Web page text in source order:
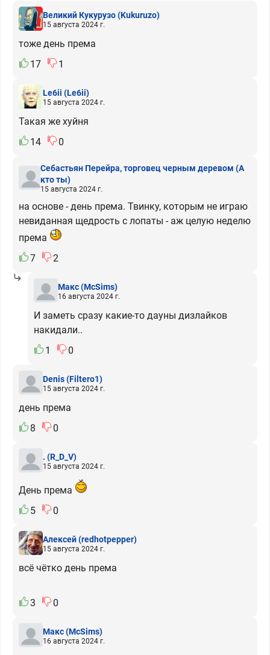
Великий Кукурузо(Kukuruzo)
15 августа 2024 г.
тоже день према
17
1
Le6ii (Le6ii)
15 августа 2024 г.
Такая же хуйня
14
0
Себастьян Перейра, торговец черным деревом (А
кто ты)
15 августа 2024 г.
на основе - день према. Твинку, которым не играю
невиданная щедрость с лопаты - аж целую неделю
према
7
2
Макс(McSims)
16 августа 2024 г.
И заметь сразу какие-то дауны дизлайков
накидали..
1
0
Denis(Filtero1)
15 августа 2024 г.
день према
8
0
. (R_D_V)
15 августа 2024 г.
День према
5
0
Алексей(redhotpepper)
15 августа 2024 г.
всё чётко день према
3 0
Макс(McSims)
16 августа 2024 г.